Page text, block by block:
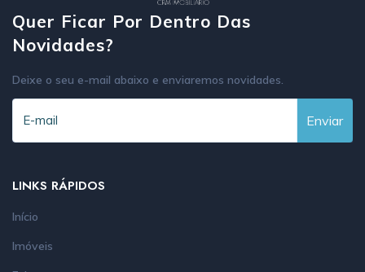
Quer Ficar Por Dentro Das
Novidades?
Deixe o seu e-mail abaixo e enviaremos novidades.
Enviar
LINKS RÁPIDOS
Início
Imóveis